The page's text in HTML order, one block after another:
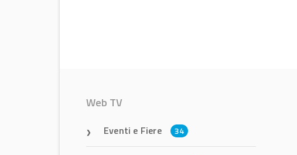
Web TV
Eventi e Fiere 34